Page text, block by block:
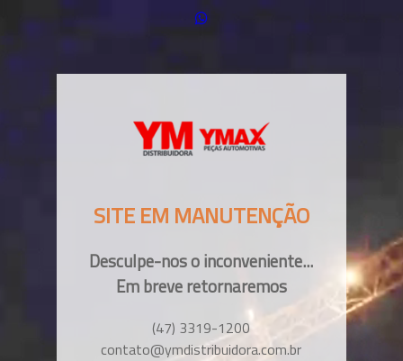
SITE EM MANUTENÇÃO
Desculpe-nos o inconveniente...
Em breve retornaremos
(47) 3319-1200
contato@ymdistribuidora.com.br